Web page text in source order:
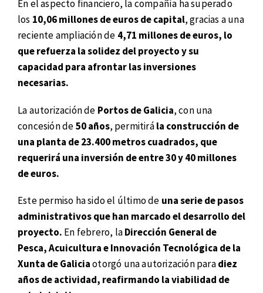
En el aspecto financiero, la compañía ha superado
los 10,06 millones de euros de capital, gracias a una
reciente ampliación de 4,71 millones de euros, lo
que refuerza la solidez del proyecto y su
capacidad para afrontar las inversiones
necesarias.
La autorización de Portos de Galicia, con una
concesión de50 años, permitirála construcción de
una planta de 23.400 metros cuadrados, que
requerirá una inversión de entre 30 y 40 millones
de euros.
Este permiso ha sido el último de una serie de pasos
administrativos que han marcado el desarrollo del
proyecto. En febrero, laDirección General de
Pesca, Acuicultura e Innovación Tecnológica de la
Xunta de Galiciaotorgó una autorización paradiez
años de actividad, reafirmando la viabilidad de